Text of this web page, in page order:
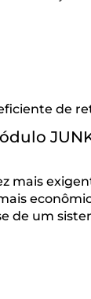
de
mais
de um